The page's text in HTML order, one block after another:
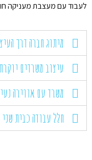
לעבוד עם מעצבת מעניקה
מיתוג חברה דרך
עיצוב משרדים
משרד עם אווירה
חלל עבודה כבית שני